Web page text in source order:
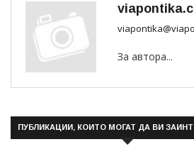
За автора...
ПУБЛИКАЦИИ, КОИТО МОГАТ ДА ВИ